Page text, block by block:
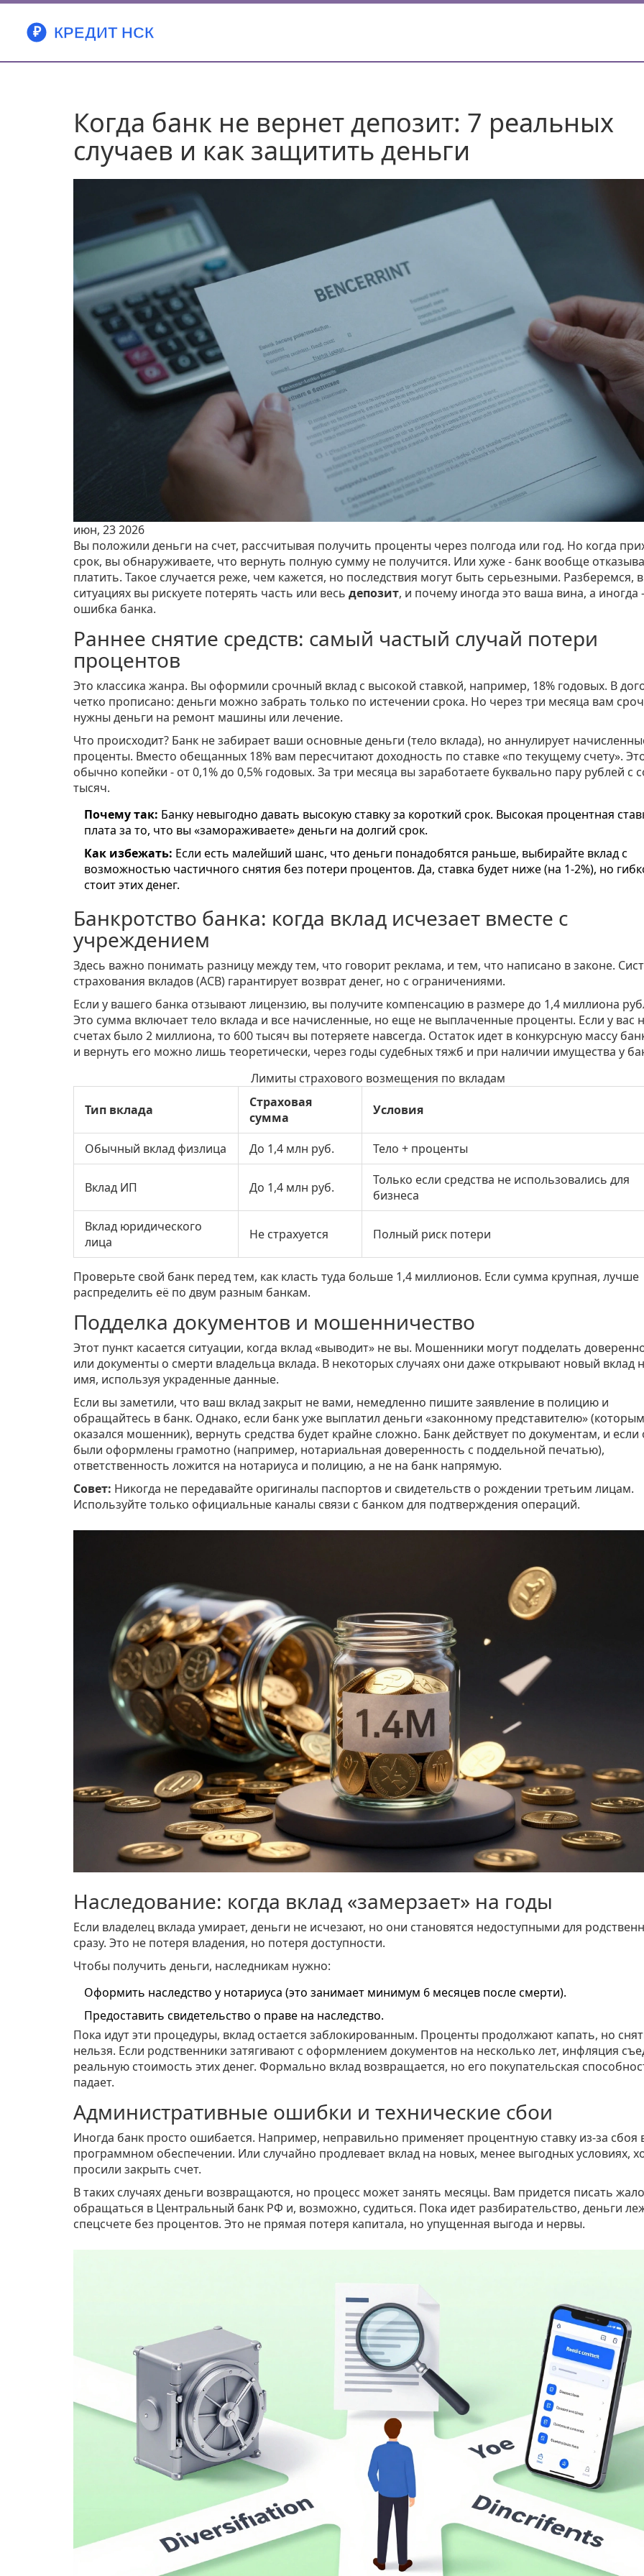
Когда банк не вернет депозит: 7 реальных
случаев и как защитить деньги
июн, 23 2026
Вы положили деньги на счет, рассчитывая получить проценты через полгода или год. Но когда
срок, вы обнаруживаете, что вернуть полную сумму не получится. Или хуже - банк вообще
платить. Такое случается реже, чем кажется, но последствия могут быть серьезными. Разберемся,
ситуациях вы рискуете потерять часть или весь депозит, и почему иногда это ваша вина, а иногда -
ошибка банка.
Раннее снятие средств: самый частый случай потери
процентов
Это классика жанра. Вы оформили срочный вклад с высокой ставкой, например, 18% годовых. В
четко прописано: деньги можно забрать только по истечении срока. Но через три месяца вам
нужны деньги на ремонт машины или лечение.
Что происходит? Банк не забирает ваши основные деньги (тело вклада), но аннулирует
проценты. Вместо обещанных 18% вам пересчитают доходность по ставке «по текущему счету».
обычно копейки - от 0,1% до 0,5% годовых. За три месяца вы заработаете буквально пару рублей с
тысяч.
Почему так: Банку невыгодно давать высокую ставку за короткий срок. Высокая процентная
плата за то, что вы «замораживаете» деньги на долгий срок.
Как избежать: Если есть малейший шанс, что деньги понадобятся раньше, выбирайте вклад с
возможностью частичного снятия без потери процентов. Да, ставка будет ниже (на 1-2%), но
стоит этих денег.
Банкротство банка: когда вклад исчезает вместе с
учреждением
Здесь важно понимать разницу между тем, что говорит реклама, и тем, что написано в законе.
страхования вкладов (АСВ) гарантирует возврат денег, но с ограничениями.
Если у вашего банка отзывают лицензию, вы получите компенсацию в размере до 1,4 миллиона
Это сумма включает тело вклада и все начисленные, но еще не выплаченные проценты. Если у вас
счетах было 2 миллиона, то 600 тысяч вы потеряете навсегда. Остаток идет в конкурсную массу
и вернуть его можно лишь теоретически, через годы судебных тяжб и при наличии имущества у
Лимиты страхового возмещения по вкладам
Тип вклада
Страховая
сумма
Условия
Обычный вклад физлица До 1,4 млн руб. Тело + проценты
Вклад ИП До 1,4 млн руб.
Только если средства не использовались для
бизнеса
Вклад юридического
лица
Не страхуется Полный риск потери
Проверьте свой банк перед тем, как класть туда больше 1,4 миллионов. Если сумма крупная, лучше
распределить её по двум разным банкам.
Подделка документов и мошенничество
Этот пункт касается ситуации, когда вклад «выводит» не вы. Мошенники могут подделать
или документы о смерти владельца вклада. В некоторых случаях они даже открывают новый вклад
имя, используя украденные данные.
Если вы заметили, что ваш вклад закрыт не вами, немедленно пишите заявление в полицию и
обращайтесь в банк. Однако, если банк уже выплатил деньги «законному представителю» (которым
оказался мошенник), вернуть средства будет крайне сложно. Банк действует по документам, и если
были оформлены грамотно (например, нотариальная доверенность с поддельной печатью),
ответственность ложится на нотариуса и полицию, а не на банк напрямую.
Совет: Никогда не передавайте оригиналы паспортов и свидетельств о рождении третьим лицам.
Используйте только официальные каналы связи с банком для подтверждения операций.
Наследование: когда вклад «замерзает» на годы
Если владелец вклада умирает, деньги не исчезают, но они становятся недоступными для
сразу. Это не потеря владения, но потеря доступности.
Чтобы получить деньги, наследникам нужно:
Оформить наследство у нотариуса (это занимает минимум 6 месяцев после смерти).
Предоставить свидетельство о праве на наследство.
Пока идут эти процедуры, вклад остается заблокированным. Проценты продолжают капать, но
нельзя. Если родственники затягивают с оформлением документов на несколько лет, инфляция
реальную стоимость этих денег. Формально вклад возвращается, но его покупательская
падает.
Административные ошибки и технические сбои
Иногда банк просто ошибается. Например, неправильно применяет процентную ставку из-за сбоя
программном обеспечении. Или случайно продлевает вклад на новых, менее выгодных условиях,
просили закрыть счет.
В таких случаях деньги возвращаются, но процесс может занять месяцы. Вам придется писать
обращаться в Центральный банк РФ и, возможно, судиться. Пока идет разбирательство, деньги
спецсчете без процентов. Это не прямая потеря капитала, но упущенная выгода и нервы.